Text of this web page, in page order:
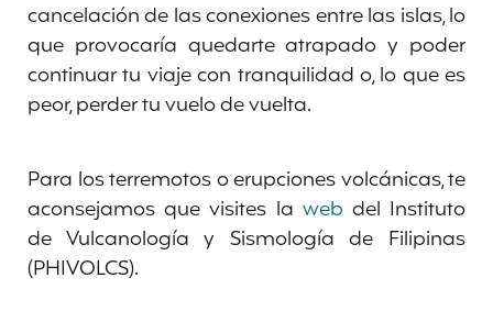
cancelación de las conexiones entre las islas, lo
que provocaría quedarte atrapado y poder
continuar tu viaje con tranquilidad o, lo que es
peor, perder tu vuelo de vuelta.
Para los terremotos o erupciones volcánicas, te
aconsejamos que visites la web del Instituto
de Vulcanología y Sismología de Filipinas
(PHIVOLCS).